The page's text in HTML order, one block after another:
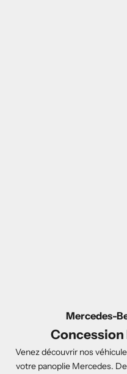
Mercedes-
Concession
Venez découvrir nos
votre panoplie Mercedes.